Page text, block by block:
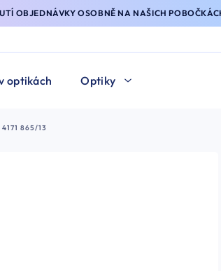
OBJEDNÁVKY OSOBNĚ NA NAŠICH
optikách Optiky
865/13